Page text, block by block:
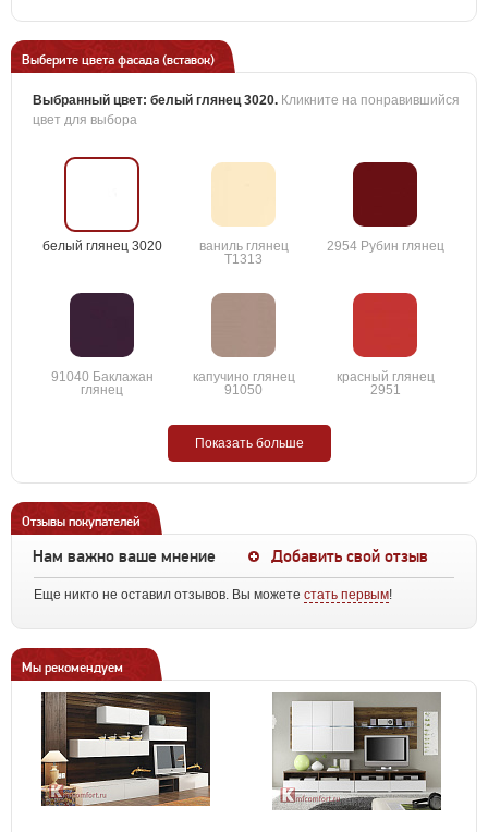
Выберите цвета фасада (вставок)
Выбранный цвет: белый глянец 3020. Кликните на понравившийся
цвет для выбора
белый глянец 3020
ваниль глянец
T1313
2954 Рубин глянец
91040 Баклажан
глянец
капучино глянец
91050
красный глянец
2951
Показать больше
Отзывы покупателей
Нам важно ваше мнение Добавить свой отзыв
Еще никто не оставил отзывов. Вы можете стать первым!
Мы рекомендуем